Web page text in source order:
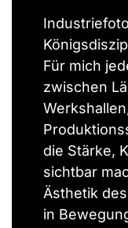
Für mich
zwischen
die Stärke,
sichtbar
Ästhetik
in